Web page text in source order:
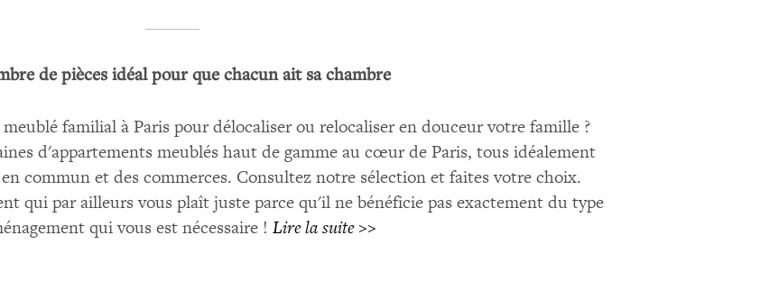
de pièces idéal pour que chacun ait sa chambre
familial à Paris pour délocaliser ou relocaliser en douceur votre famille ?
d'appartements meublés haut de gamme au cœur de Paris, tous idéalement
commun et des commerces. Consultez notre sélection et faites votre choix.
qui par ailleurs vous plaît juste parce qu'il ne bénéficie pas exactement du type
qui vous est nécessaire !Lire la suite >>